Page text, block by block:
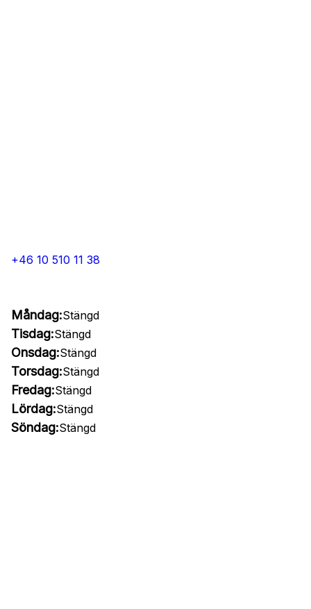
+46 10 510 11 38
Måndag:Stängd
Tisdag:Stängd
Onsdag:Stängd
Torsdag:Stängd
Fredag:Stängd
Lördag:Stängd
Söndag:Stängd